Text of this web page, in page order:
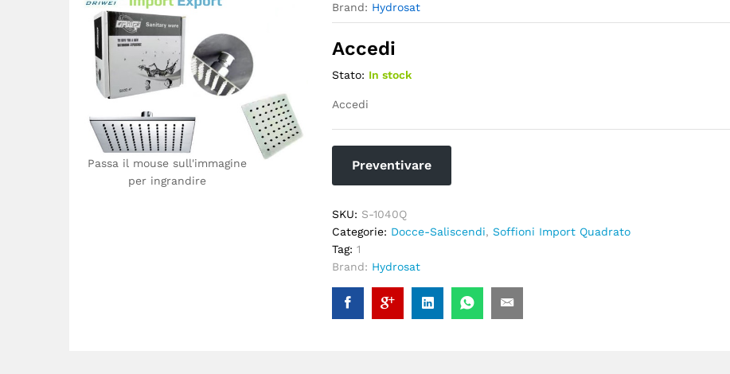
Passa il mouse sull'immagine
per ingrandire
Brand: Hydrosat
Accedi
Stato: In stock
Accedi
Preventivare
SKU: S-1040Q
Categorie: Docce-Saliscendi, Soffioni Import Quadrato
Tag: 1
Brand: Hydrosat